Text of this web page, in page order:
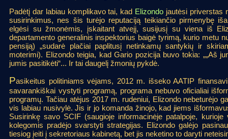
Padėtį dar labiau komplikavo tai, kad Elizondo jautėsi priverstas
susirinkimus, nes šis turėjo reputaciją teikiančio pirmenybę
elgėsi su žmonėmis, įskaitant atvejį, susijusį su viena iš
departamento generalinis inspektorius baigė tyrimą, kurio metu
pensiją) „sudarė plačiai paplitusį netinkamų santykių ir
moterimi). Elizondo teigia, kad Gario pozicija buvo tokia: „„Aš
jumis pasitikėti“... Ir tai daugelį žmonių pykdė.
Pasikeitus politiniams vėjams, 2012 m. išseko AATIP
savarankiškai vystyti programą, programa nebuvo oficialiai
programų. Tačiau atėjus 2017 m. rudeniui, Elizondo nebeturėjo
vis labiau nusivylė. Jis ir jo komanda žinojo, kad jiems
Susirinkę savo SCIF (saugioje informacinėje patalpoje,
kolegomis pradėjo svarstyti strategijas. Elizondo galėjo
tiesiog įeiti į sekretoriaus kabinetą, bet jis neketino to daryti